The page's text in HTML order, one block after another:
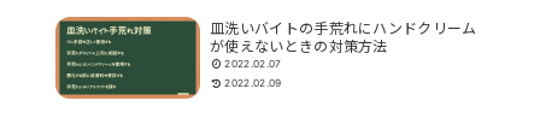
皿洗いバイトの手荒れにハンドクリーム
が使えないときの対策方法
2022.02.07
2022.02.09